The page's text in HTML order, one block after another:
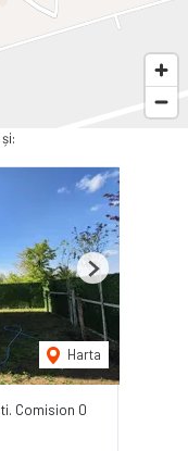
Harta
Next
Comision 0